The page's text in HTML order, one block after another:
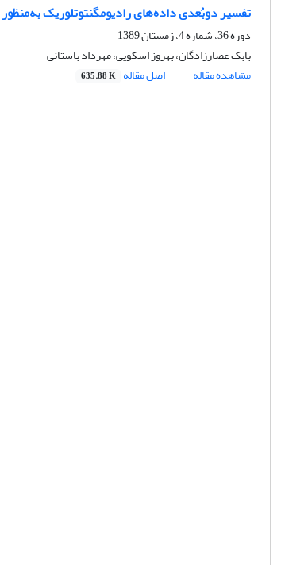
تفسیر دوبُعدی داده‌های رادیومگنتوتلوریک
دوره 36، شماره 4، زمستان 1389
بابک عصارزادگان، بهروز اسکویی، مهرداد باستانی
مشاهده مقاله
اصل مقاله 635.88 K